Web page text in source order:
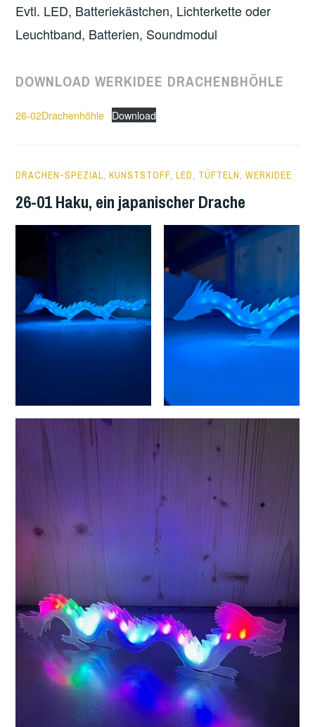
Evtl. LED, Batteriekästchen, Lichterkette oder
Leuchtband, Batterien, Soundmodul
DOWNLOAD WERKIDEE DRACHENBHÖHLE
26-02Drachenhöhle Download
23
FEBRUARY
2026
DRACHEN-SPEZIAL,KUNSTSTOFF,LED, TÜFTELN,WERKIDEE
26-01 Haku, ein japanischer Drache